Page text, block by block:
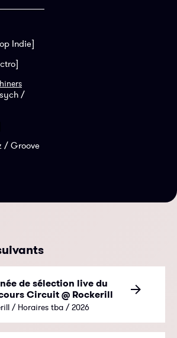
Indie]
/
/ Groove
de sélection live du
Circuit @ Rockerill
/ Horaires tba / 2026